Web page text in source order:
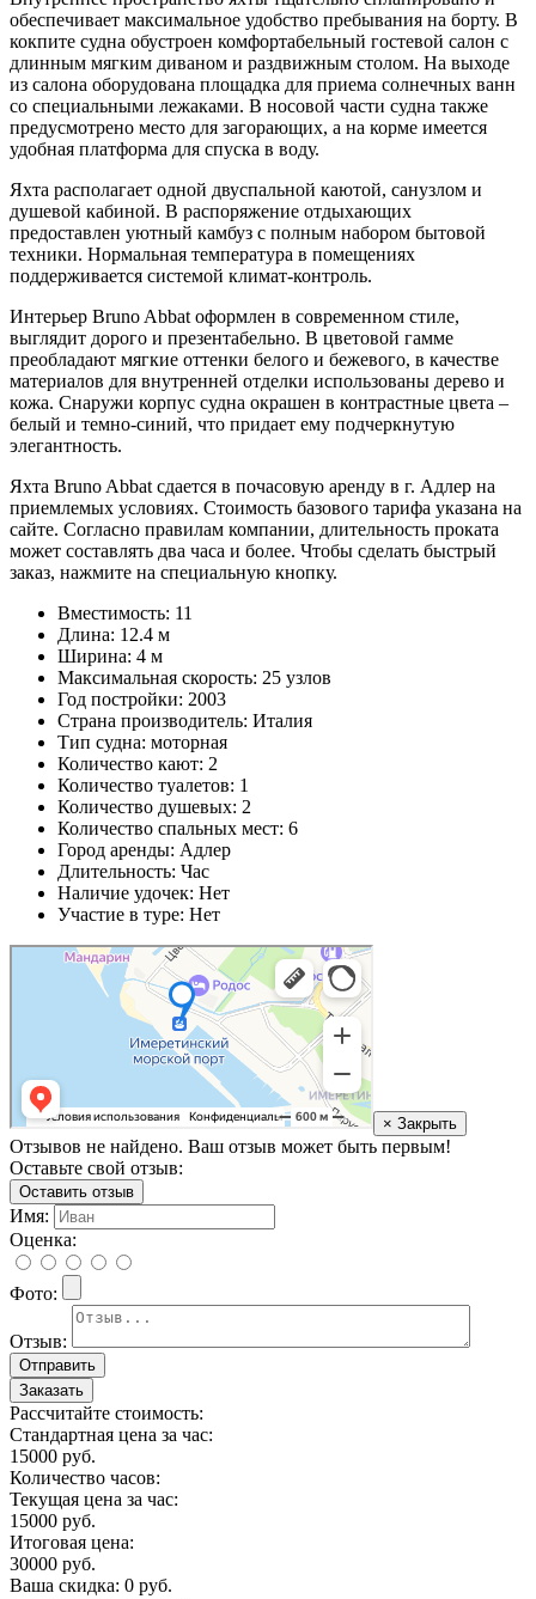
обеспечивает максимальное удобство пребывания на борту. В
кокпите судна обустроен комфортабельный гостевой салон с
длинным мягким диваном и раздвижным столом. На выходе
из салона оборудована площадка для приема солнечных ванн
со специальными лежаками. В носовой части судна также
предусмотрено место для загорающих, а на корме имеется
удобная платформа для спуска в воду.
Яхта располагает одной двуспальной каютой, санузлом и
душевой кабиной. В распоряжение отдыхающих
предоставлен уютный камбуз с полным набором бытовой
техники. Нормальная температура в помещениях
поддерживается системой климат-контроль.
Интерьер Bruno Abbat оформлен в современном стиле,
выглядит дорого и презентабельно. В цветовой гамме
преобладают мягкие оттенки белого и бежевого, в качестве
материалов для внутренней отделки использованы дерево и
кожа. Снаружи корпус судна окрашен в контрастные цвета –
белый и темно-синий, что придает ему подчеркнутую
элегантность.
Яхта Bruno Abbat сдается в почасовую аренду в г. Адлер на
приемлемых условиях. Стоимость базового тарифа указана на
сайте. Согласно правилам компании, длительность проката
может составлять два часа и более. Чтобы сделать быстрый
заказ, нажмите на специальную кнопку.
Вместимость: 11
Длина: 12.4 м
Ширина: 4 м
Максимальная скорость: 25 узлов
Год постройки: 2003
Страна производитель: Италия
Тип судна: моторная
Количество кают: 2
Количество туалетов: 1
Количество душевых: 2
Количество спальных мест: 6
Город аренды: Адлер
Длительность: Час
Наличие удочек: Нет
Участие в туре: Нет
× Закрыть
Отзывов не найдено. Ваш отзыв может быть первым!
Оставьте свой отзыв:
Оставить отзыв
Имя:
Оценка:
Фото:
Отзыв:
Заказать
Рассчитайте стоимость:
Стандартная цена за час:
15000 руб.
Количество часов:
Текущая цена за час:
15000 руб.
Итоговая цена:
30000 руб.
Ваша скидка: 0 руб.